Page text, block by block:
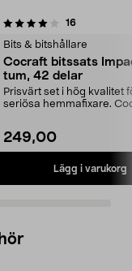
16recensioner
Bits & bitshållare
Cocraft bitssats
tum, 42 delar
Prisvärt set i hög kvalitet
seriösa hemmafixare.
249,00
Lägg i varukorg
4.5 av 5 stjärnor